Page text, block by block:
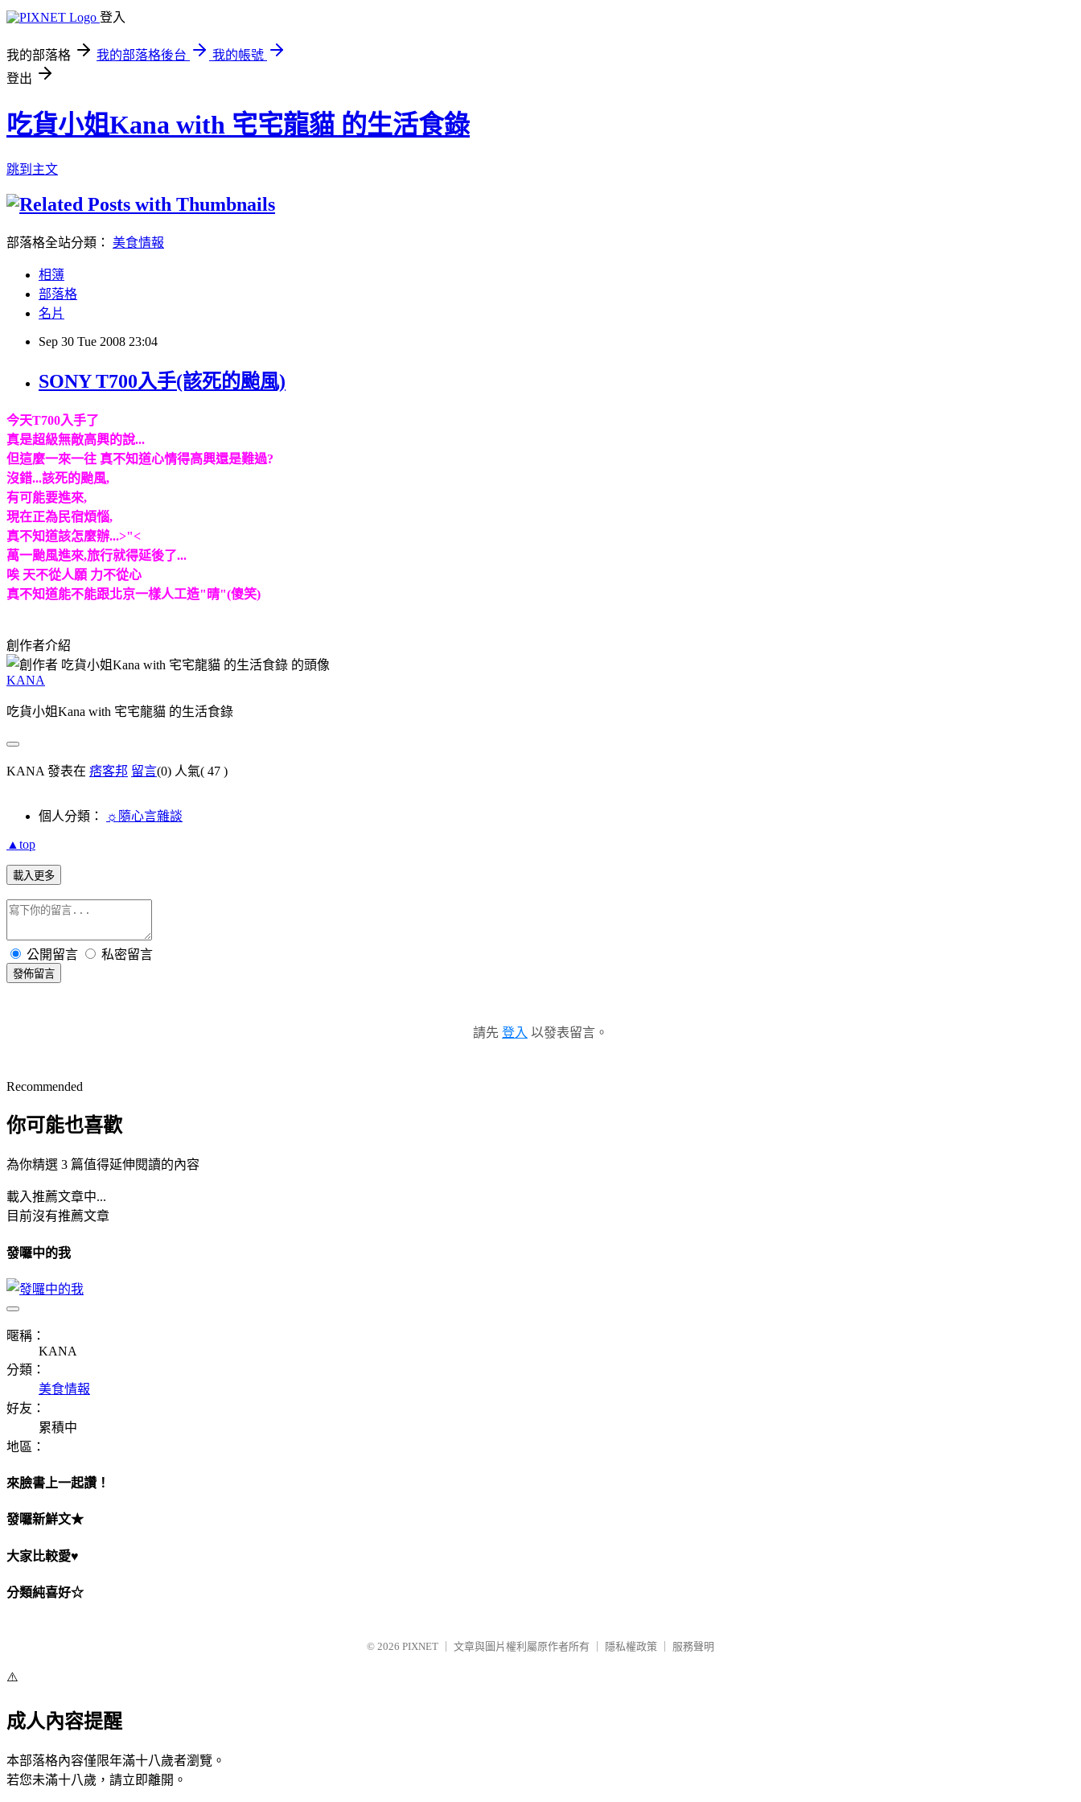
登入
我的部落格 我的部落格後台
我的帳號
登出
吃貨小姐Kana with 宅宅龍貓 的生活食錄
跳到主文
部落格全站分類： 美食情報
相簿
部落格
名片
Sep 30 Tue 2008 23:04
SONY T700入手(該死的颱風)
今天T700入手了
真是超級無敵高興的說...
但這麼一來一往 真不知道心情得高興還是難過?
沒錯...該死的颱風,
有可能要進來,
現在正為民宿煩惱,
真不知道該怎麼辦...>"<
萬一颱風進來,旅行就得延後了...
唉 天不從人願 力不從心
真不知道能不能跟北京一樣人工造"晴"(傻笑)
創作者介紹
KANA
吃貨小姐Kana with 宅宅龍貓 的生活食錄
KANA 發表在 痞客邦 留言(0) 人氣( 47 )
個人分類： ☼隨心言雜談
▲top
載入更多
公開留言 私密留言
發佈留言
請先 登入 以發表留言。
Recommended
你可能也喜歡
為你精選 3 篇值得延伸閱讀的內容
載入推薦文章中...
目前沒有推薦文章
發囉中的我
暱稱：
KANA
分類：
美食情報
好友：
累積中
地區：
來臉書上一起讚！
發囉新鮮文★
大家比較愛♥
分類純喜好☆
© 2026 PIXNET 文章與圖片權利屬原作者所有 隱私權政策 服務聲明
⚠️
成人內容提醒
本部落格內容僅限年滿十八歲者瀏覽。
若您未滿十八歲，請立即離開。